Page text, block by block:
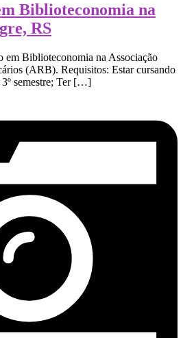
Biblioteconomia na
RS
em Biblioteconomia na Associação
(ARB). Requisitos: Estar cursando
semestre; Ter […]